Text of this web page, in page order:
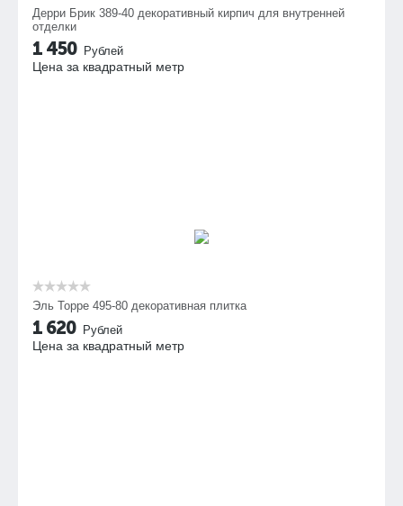
Дерри Брик 389-40 декоративный кирпич для внутренней
отделки
1 450 Рублей
Цена за квадратный метр
Эль Торре 495-80 декоративная плитка
1 620 Рублей
Цена за квадратный метр